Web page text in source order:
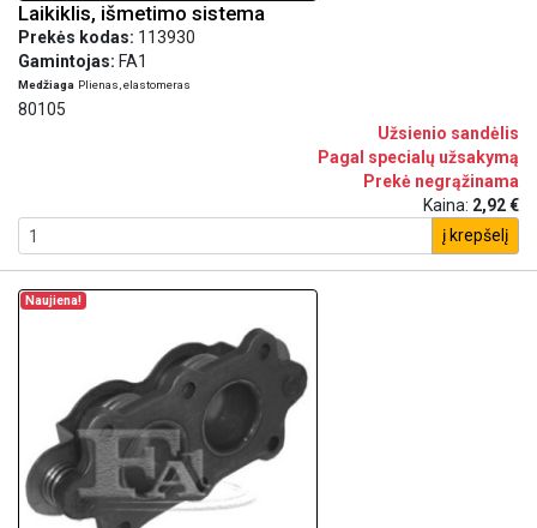
Laikiklis, išmetimo sistema
Prekės kodas: 113930
Gamintojas: FA1
Medžiaga Plienas, elastomeras
80105
Užsienio sandėlis
Pagal specialų užsakymą
Prekė negrąžinama
Kaina: 2,92 €
į krepšelį
Naujiena!